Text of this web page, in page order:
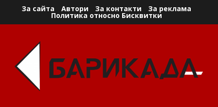
За сайта Автори За контакти За реклама
Политика относно Бисквитки